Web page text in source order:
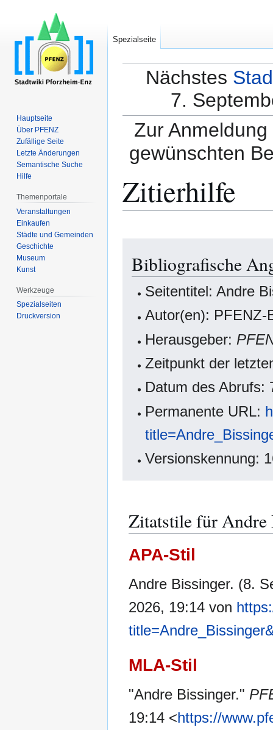
Nächstes
7.
Zur
gewünschten
Zitierhilfe
Navigation
springen
Suche
springen
Bibliografische
Seitentitel: Andre
Autor(en): PFENZ-
Herausgeber:
Zeitpunkt der
Datum des Abrufs:
Permanente URL:
Versionskennung:
Zitatstile für Andre
APA-Stil
Andre Bissinger. (8.
2026, 19:14 von
MLA-Stil
"Andre Bissinger."
19:14 <https://
Spezialseite
Hauptseite
Über PFENZ
Zufällige Seite
Letzte Änderungen
Semantische Suche
Hilfe
Themenportale
Veranstaltungen
Einkaufen
Städte und Gemeinden
Geschichte
Museum
Kunst
Werkzeuge
Spezialseiten
Druckversion